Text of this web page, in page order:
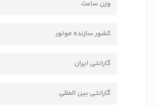
وزن ساعت
کشور سازنده موتور
گارانتی ایران
گارانتی بین المللی